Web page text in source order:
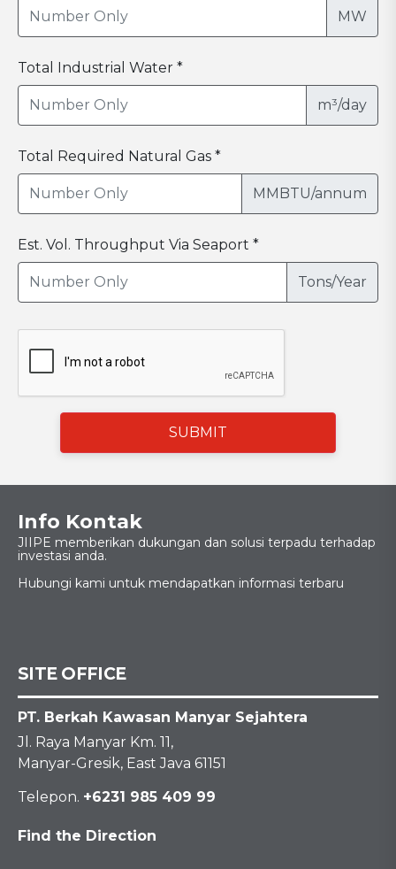
MW
Total Industrial Water *
m³/day
Total Required Natural Gas *
MMBTU/annum
Est. Vol. Throughput Via Seaport *
Tons/Year
SUBMIT
Info Kontak
JIIPE memberikan dukungan dan solusi terpadu terhadap
investasi anda.
Hubungi kami untuk mendapatkan informasi terbaru
SITE OFFICE
PT. Berkah Kawasan Manyar Sejahtera
Jl. Raya Manyar Km. 11,
Manyar-Gresik, East Java 61151
Telepon. +6231 985 409 99
Find the Direction